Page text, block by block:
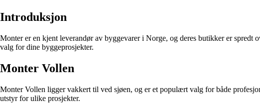
Introduksjon
Monter er en kjent leverandør av byggevarer i Norge, og deres butikker er
valg for dine byggeprosjekter.
Monter Vollen
Monter Vollen ligger vakkert til ved sjøen, og er et populært valg for både
utstyr for ulike prosjekter.